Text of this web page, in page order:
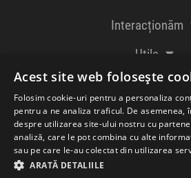
Interacționăm
Utile
De la creatorii
Acceptăm plăți cu
Acest site web folosește
Folosim cookie-uri pentru a personaliza
pentru a ne analiza traficul. De asemenea,
despre utilizarea site-ului nostru cu
analiză, care le pot combina cu alte
sau pe care le-au colectat din utilizarea
ARATĂ DETALIILE